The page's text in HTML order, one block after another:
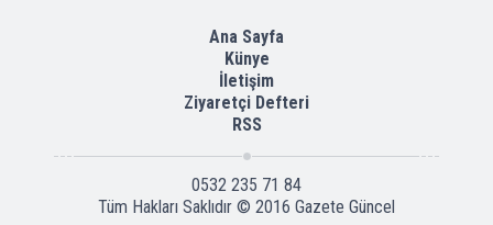
Ana Sayfa
Künye
İletişim
Ziyaretçi Defteri
RSS
0532 235 71 84
Tüm Hakları Saklıdır © 2016 Gazete Güncel